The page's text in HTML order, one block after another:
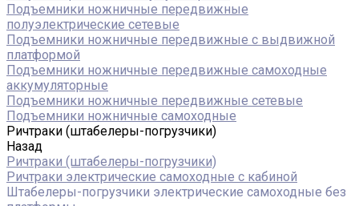
Подъемники ножничные передвижные
полуэлектрические сетевые
Подъемники ножничные передвижные с выдвижной
платформой
Подъемники ножничные передвижные самоходные
аккумуляторные
Подъемники ножничные передвижные сетевые
Подъемники ножничные самоходные
Ричтраки (штабелеры-погрузчики)
Назад
Ричтраки (штабелеры-погрузчики)
Ричтраки электрические самоходные с кабиной
Штабелеры-погрузчики электрические самоходные без